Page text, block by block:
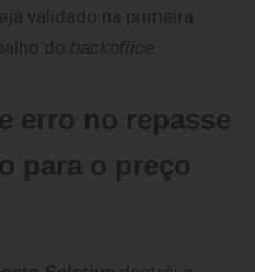
validado na primeira
do backoffice
erro no repasse
para o preço